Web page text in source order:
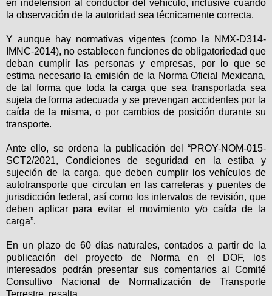
en indefensión al conductor del vehículo, inclusive cuando
la observación de la autoridad sea técnicamente correcta.
Y aunque hay normativas vigentes (como la NMX-D314-
IMNC-2014), no establecen funciones de obligatoriedad que
deban cumplir las personas y empresas, por lo que se
estima necesario la emisión de la Norma Oficial Mexicana,
de tal forma que toda la carga que sea transportada sea
sujeta de forma adecuada y se prevengan accidentes por la
caída de la misma, o por cambios de posición durante su
transporte.
Ante ello, se ordena la publicación del “PROY-NOM-015-
SCT2/2021, Condiciones de seguridad en la estiba y
sujeción de la carga, que deben cumplir los vehículos de
autotransporte que circulan en las carreteras y puentes de
jurisdicción federal, así como los intervalos de revisión, que
deben aplicar para evitar el movimiento y/o caída de la
carga”.
En un plazo de 60 días naturales, contados a partir de la
publicación del proyecto de Norma en el DOF, los
interesados podrán presentar sus comentarios al Comité
Consultivo Nacional de Normalización de Transporte